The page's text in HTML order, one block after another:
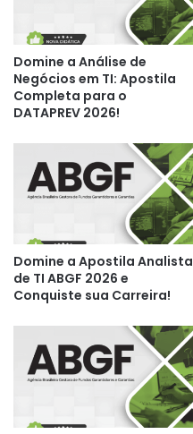
Domine a Análise de
Negócios em TI: Apostila
Completa para o
DATAPREV 2026!
Domine a Apostila Analista
de TI ABGF 2026 e
Conquiste sua Carreira!